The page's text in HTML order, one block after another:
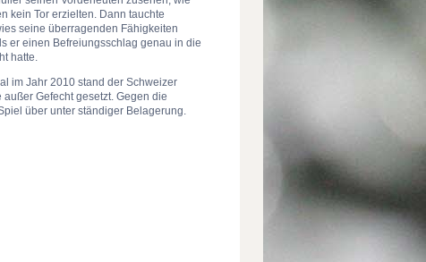
kein Tor erzielten. Dann tauchte
seine überragenden Fähigkeiten
er einen Befreiungsschlag genau in die
hatte.
im Jahr 2010 stand der Schweizer
Gefecht gesetzt. Gegen die
über unter ständiger Belagerung.